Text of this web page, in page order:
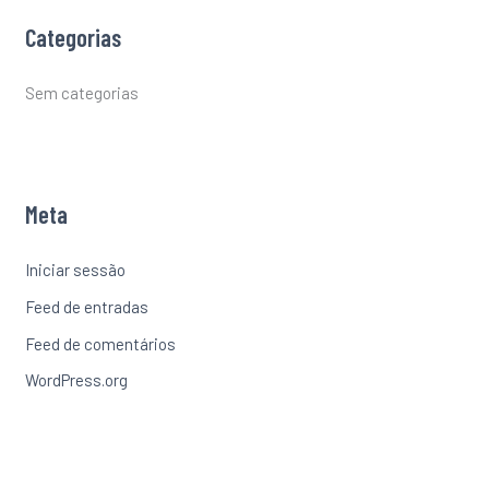
Categorias
Sem categorias
Meta
Iniciar sessão
Feed de entradas
Feed de comentários
WordPress.org